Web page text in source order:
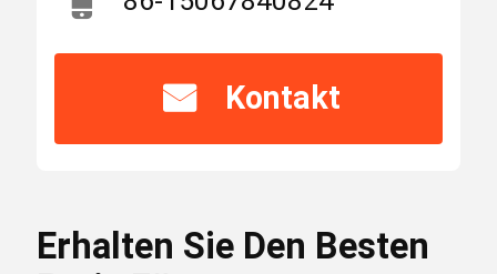
Netzverteilungs-Kabinett
SCB8T-80H
Herkunftsort Zhejiang, China
Kontakt
Erhalten Sie Den Besten